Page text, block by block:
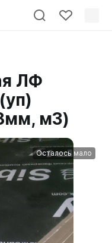
ЛФ
м3)
Осталось мало